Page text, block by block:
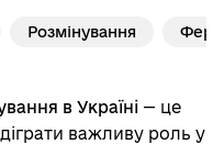
Розмінування
в Україні — це
важливу роль у